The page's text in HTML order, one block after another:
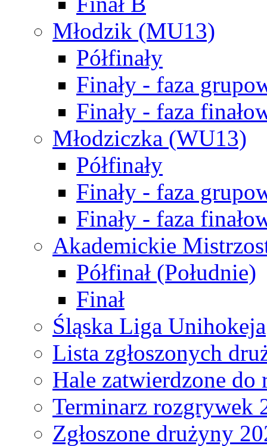
Młodzik (MU13)
Półfinały
Finały - faza
Finały - faza
Młodziczka (WU13)
Półfinały
Finały - faza
Finały - faza
Akademickie
Półfinał (Południe)
Finał
Śląska Liga Unihokeja
Lista zgłoszonych
Hale zatwierdzone do
Terminarz rozgrywek
Zgłoszone drużyny